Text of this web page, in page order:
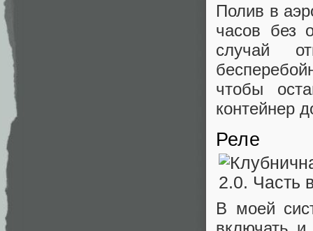
Полив в
часов без
случай
чтобы
контейнер
Реле
В моей